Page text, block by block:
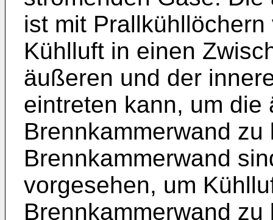
ist mit
Kühlluft in einen
äußeren und der
eintreten kann, um
Brennkammerwand
Brennkammerwand
vorgesehen, um
Brennkammerwand